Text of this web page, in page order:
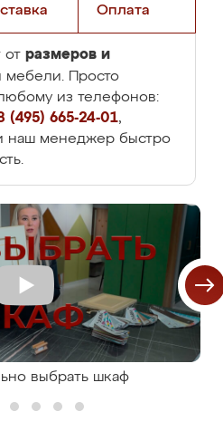
Оплата
от размеров и
мебели. Просто
из телефонов:
(495) 665-24-01,
наш менеджер быстро
выбрать шкаф